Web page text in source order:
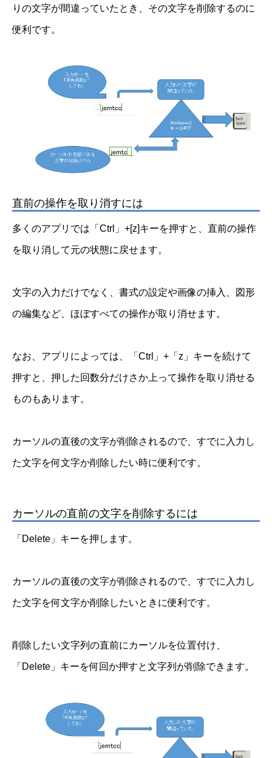
りの文字が間違っていたとき、その文字を削除するのに
便利です。
直前の操作を取り消すには
多くのアプリでは「Ctrl」+[z]キーを押すと、直前の操作
を取り消して元の状態に戻せます。
文字の入力だけでなく、書式の設定や画像の挿入、図形
の編集など、ほぼすべての操作が取り消せます。
なお、アプリによっては、「Ctrl」+「z」キーを続けて
押すと、押した回数分だけさか上って操作を取り消せる
ものもあります。
カーソルの直後の文字が削除されるので、すでに入力し
た文字を何文字か削除したい時に便利です。
カーソルの直前の文字を削除するには
「Delete」キーを押します。
カーソルの直後の文字が削除されるので、すでに入力し
た文字を何文字か削除したいときに便利です。
削除したい文字列の直前にカーソルを位置付け、
「Delete」キーを何回か押すと文字列が削除できます。